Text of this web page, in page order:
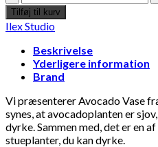
vase
Blue
Jay
-
Ilex
Studio
antal
Tilføj til kurv
Ilex Studio
Beskrivelse
Yderligere information
Brand
Vi præsenterer Avocado Vase
synes, at avocadoplanten er
dyrke. Sammen med, det er en
stueplanter, du kan dyrke.